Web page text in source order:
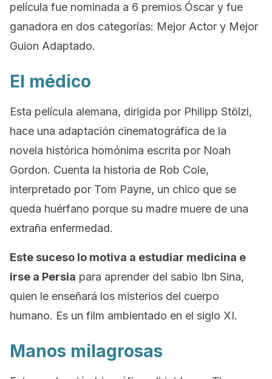
película fue nominada a 6 premios Óscar y fue
ganadora en dos categorías: Mejor Actor y Mejor
Guion Adaptado.
El médico
Esta película alemana, dirigida por Philipp Stölzl,
hace una adaptación cinematográfica de la
novela histórica homónima escrita por Noah
Gordon. Cuenta la historia de Rob Cole,
interpretado por Tom Payne, un chico que se
queda huérfano porque su madre muere de una
extraña enfermedad.
Este suceso lo motiva a estudiar medicina e
irse a Persia para aprender del sabio Ibn Sina,
quien le enseñará los misterios del cuerpo
humano. Es un film ambientado en el siglo XI.
Manos milagrosas